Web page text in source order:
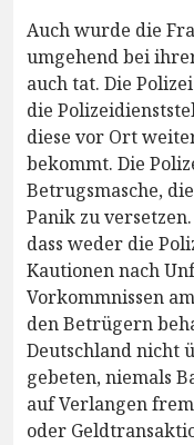
Auch wurde die
umgehend bei
auch tat. Die
die
diese vor Ort
bekommt. Die
Betrugsmasche,
Panik zu
dass weder die
Kautionen nach
Vorkommnissen
den Betrügern
Deutschland nicht
gebeten, niemals
auf Verlangen
oder